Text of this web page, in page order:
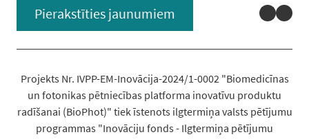
Pierakstīties jaunumiem
Projekts Nr. IVPP-EM-Inovācija-2024/1-0002 "Biomedicīnas
un fotonikas pētniecības platforma inovatīvu produktu
radīšanai (BioPhot)" tiek īstenots ilgtermiņa valsts pētījumu
programmas "Inovāciju fonds - Ilgtermiņa pētījumu